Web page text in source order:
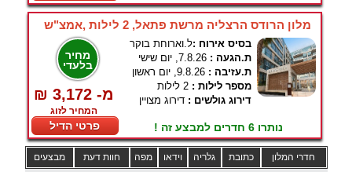
מלון הרודס הרצליה מרשת פתאל, 2 לילות ,אמצ"ש
מחיר
בלעדי
₪ 3,172 -מ
המחיר לזוג
פרטי הדיל
בסיס אירוח :ל.וארוחת בוקר
ת.הגעה : 7.8.26, יום שישי
ת.עזיבה : 9.8.26, יום ראשון
מספר לילות : 2 לילות
דירוג גולשים : דירוג מצויין
נותרו 6 חדרים למבצע זה !
מבצעים חוות דעת מפה וידאו גלריה כתובת חדרי המלון